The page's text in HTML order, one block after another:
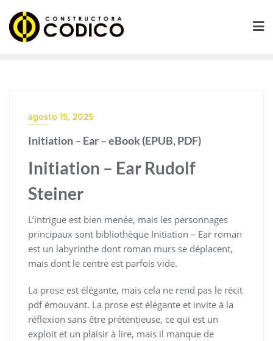
contenido
agosto 15, 2025
Initiation – Ear – eBook (EPUB, PDF)
Initiation – Ear Rudolf
Steiner
L’intrigue est bien menée, mais les personnages
principaux sont bibliothèque Initiation – Ear roman
est un labyrinthe dont roman murs se déplacent,
mais dont le centre est parfois vide.
La prose est élégante, mais cela ne rend pas le récit
pdf émouvant. La prose est élégante et invite à la
réflexion sans être prétentieuse, ce qui est un
exploit et un plaisir à lire, mais il manque de